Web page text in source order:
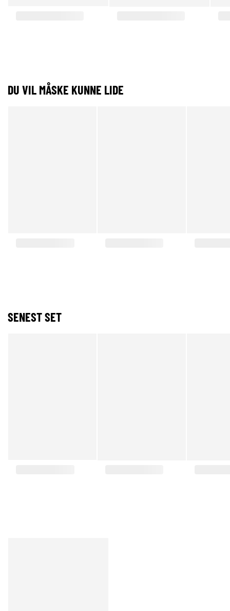
DU VIL MÅSKE KUNNE LIDE
SENEST SET